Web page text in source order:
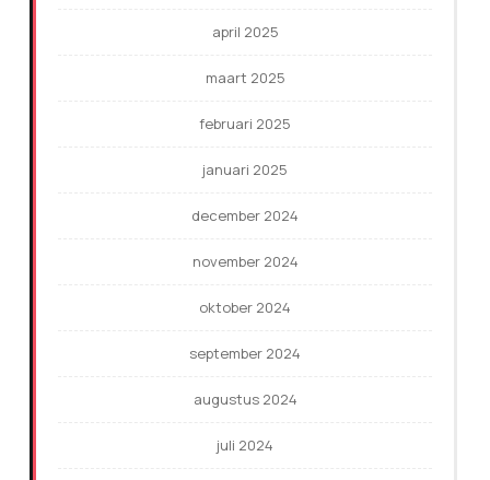
april 2025
maart 2025
februari 2025
januari 2025
december 2024
november 2024
oktober 2024
september 2024
augustus 2024
juli 2024